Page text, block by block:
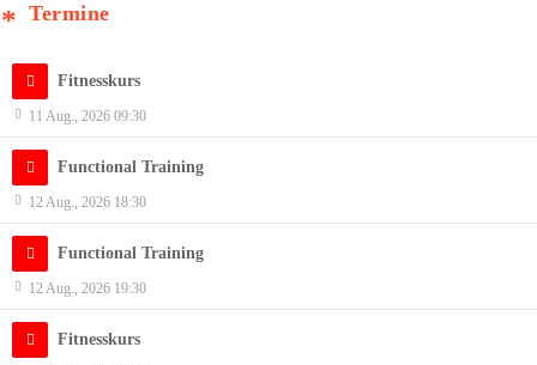
Termine
Fitnesskurs
11 Aug., 2026 09:30
Functional Training
12 Aug., 2026 18:30
Functional Training
12 Aug., 2026 19:30
Fitnesskurs